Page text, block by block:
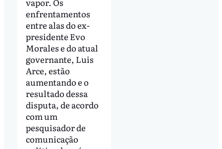
enfrentamentos
entre alas do ex-
presidente Evo
Morales e do atual
governante, Luis
Arce, estão
aumentando e o
resultado dessa
disputa, de acordo
com um
pesquisador de
comunicação